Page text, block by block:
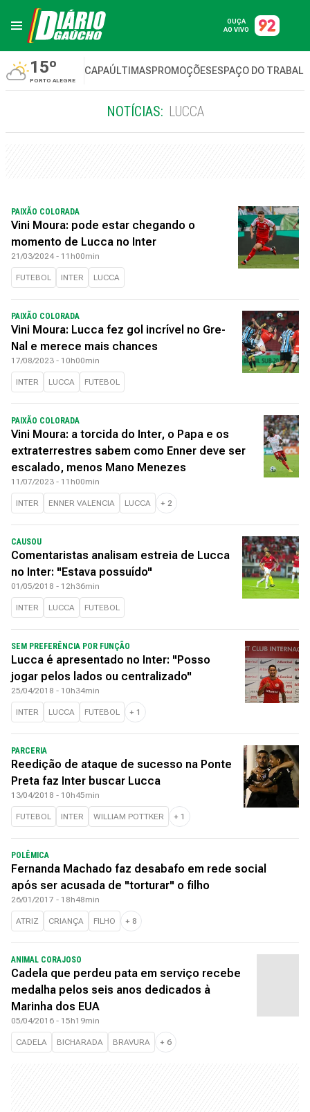
OUÇA
AO VIVO
15º
PORTO ALEGRE
CAPAÚLTIMASPROMOÇÕESESPAÇO DO
NOTÍCIAS: LUCCA
PAIXÃO COLORADA
Vini Moura: pode estar chegando o
momento de Lucca no Inter
21/03/2024 - 11h00min
FUTEBOL INTER LUCCA
PAIXÃO COLORADA
Vini Moura: Lucca fez gol incrível no Gre-
Nal e merece mais chances
17/08/2023 - 10h00min
INTER LUCCA FUTEBOL
PAIXÃO COLORADA
Vini Moura: a torcida do Inter, o Papa e os
extraterrestres sabem como Enner deve ser
escalado, menos Mano Menezes
11/07/2023 - 11h00min
INTER ENNER VALENCIA LUCCA + 2
CAUSOU
Comentaristas analisam estreia de Lucca
no Inter: "Estava possuído"
01/05/2018 - 12h36min
INTER LUCCA FUTEBOL
SEM PREFERÊNCIA POR FUNÇÃO
Lucca é apresentado no Inter: "Posso
jogar pelos lados ou centralizado"
25/04/2018 - 10h34min
INTER LUCCA FUTEBOL + 1
PARCERIA
Reedição de ataque de sucesso na Ponte
Preta faz Inter buscar Lucca
13/04/2018 - 10h45min
FUTEBOL INTER WILLIAM POTTKER + 1
POLÊMICA
Fernanda Machado faz desabafo em rede social
após ser acusada de "torturar" o filho
26/01/2017 - 18h48min
ATRIZ CRIANÇA FILHO + 8
ANIMAL CORAJOSO
Cadela que perdeu pata em serviço recebe
medalha pelos seis anos dedicados à
Marinha dos EUA
05/04/2016 - 15h19min
CADELA BICHARADA BRAVURA + 6